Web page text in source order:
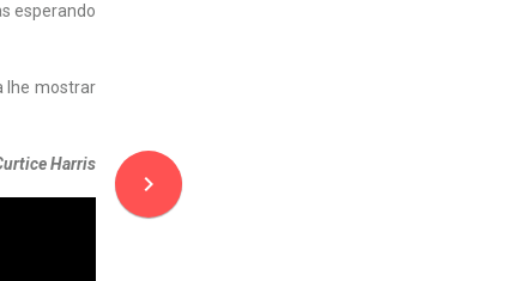
esperando
lhe mostrar
Harris
navigate_next